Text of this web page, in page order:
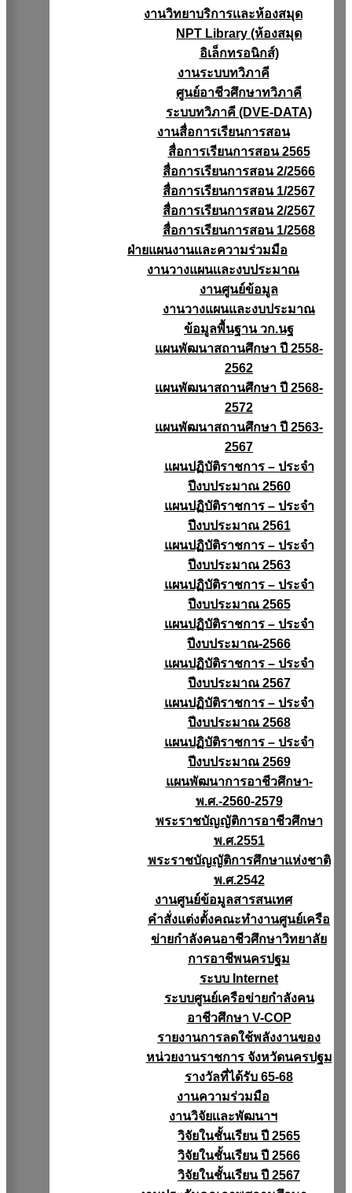
งานวิทยาบริการเเละห้องสมุด
NPT Library (ห้องสมุด
อิเล็กทรอนิกส์)
งานระบบทวิภาคี
ศูนย์อาชีวศึกษาทวิภาคี
ระบบทวิภาคี (DVE-DATA)
งานสื่อการเรียนการสอน
สื่อการเรียนการสอน 2565
สื่อการเรียนการสอน 2/2566
สื่อการเรียนการสอน 1/2567
สื่อการเรียนการสอน 2/2567
สื่อการเรียนการสอน 1/2568
ฝ่ายแผนงานเเละความร่วมมือ
งานวางแผนเเละงบประมาณ
งานศูนย์ข้อมูล
งานวางแผนและงบประมาณ
ข้อมูลพื้นฐาน วก.นฐ
แผนพัฒนาสถานศึกษา ปี 2558-
2562
แผนพัฒนาสถานศึกษา ปี 2568-
2572
แผนพัฒนาสถานศึกษา ปี 2563-
2567
แผนปฏิบัติราชการ – ประจำ
ปีงบประมาณ 2560
แผนปฏิบัติราชการ – ประจำ
ปีงบประมาณ 2561
แผนปฏิบัติราชการ – ประจำ
ปีงบประมาณ 2563
แผนปฏิบัติราชการ – ประจำ
ปีงบประมาณ 2565
แผนปฏิบัติราชการ – ประจำ
ปีงบประมาณ-2566
แผนปฏิบัติราชการ – ประจำ
ปีงบประมาณ 2567
แผนปฏิบัติราชการ – ประจำ
ปีงบประมาณ 2568
แผนปฏิบัติราชการ – ประจำ
ปีงบประมาณ 2569
แผนพัฒนาการอาชีวศึกษา-
พ.ศ.-2560-2579
พระราชบัญญัติการอาชีวศึกษา
พ.ศ.2551
พระราชบัญญัติการศึกษาแห่งชาติ
พ.ศ.2542
งานศูนย์ข้อมูลสารสนเทศ
คำสั่งแต่งตั้งคณะทำงานศูนย์เครือ
ข่ายกำลังคนอาชีวศึกษาวิทยาลัย
การอาชีพนครปฐม
ระบบ Internet
ระบบศูนย์เครือข่ายกำลังคน
อาชีวศึกษา V-COP
รายงานการลดใช้พลังงานของ
หน่วยงานราชการ จังหวัดนครปฐม
รางวัลที่ได้รับ 65-68
งานความร่วมมือ
งานวิจัยเเละพัฒนาฯ
วิจัยในชั้นเรียน ปี 2565
วิจัยในชั้นเรียน ปี 2566
วิจัยในชั้นเรียน ปี 2567